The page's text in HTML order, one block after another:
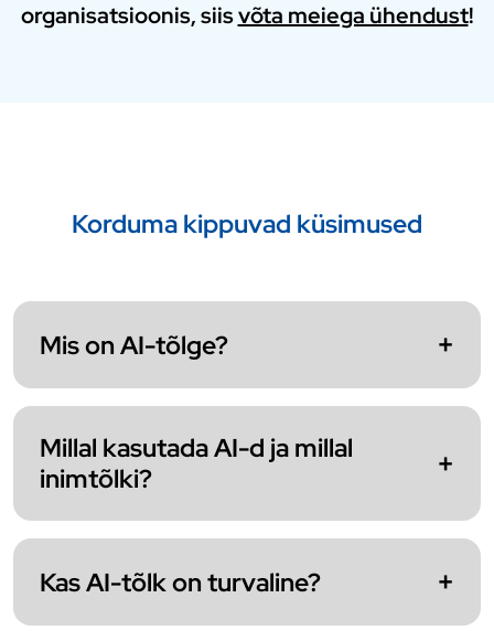
organisatsioonis, siisvõta meiega ühendust!
Korduma kippuvad küsimused
Mis on AI-tõlge?
Millal kasutada AI-d ja millal
inimtõlki?
Kas AI-tõlk on turvaline?